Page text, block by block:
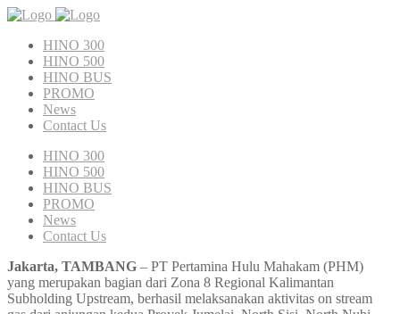
HINO 300
HINO 500
HINO BUS
PROMO
News
Contact Us
HINO 300
HINO 500
HINO BUS
PROMO
News
Contact Us
Jakarta, TAMBANG – PT Pertamina Hulu Mahakam (PHM)
yang merupakan bagian dari Zona 8 Regional Kalimantan
Subholding Upstream, berhasil melaksanakan aktivitas on stream